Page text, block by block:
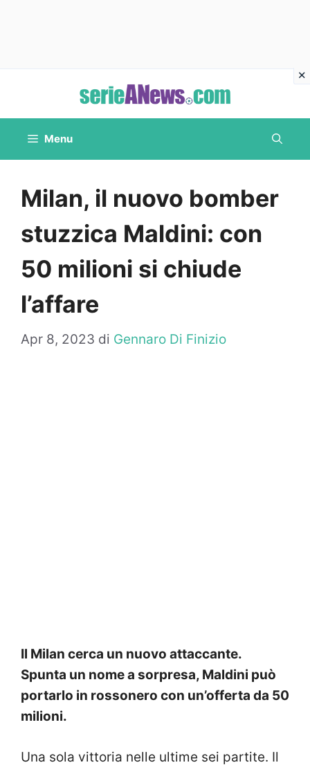
contenuto
Menu
Milan, il nuovo bomber
stuzzica Maldini: con
50 milioni si chiude
l’affare
Apr 8, 2023 di Gennaro Di Finizio
Il Milan cerca un nuovo attaccante.
Spunta un nome a sorpresa, Maldini può
portarlo in rossonero con un’offerta da 50
milioni.
Una sola vittoria nelle ultime sei partite. Il